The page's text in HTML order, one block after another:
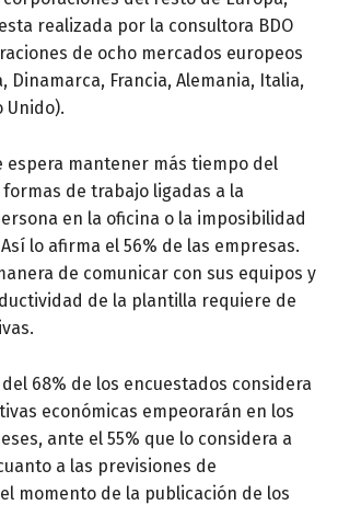
realizada por la consultora BDO
de ocho mercados europeos
Dinamarca, Francia, Alemania, Italia,
Unido).
espera mantener más tiempo del
de trabajo ligadas a la
en la oficina o la imposibilidad
lo afirma el 56% de las empresas.
de comunicar con sus equipos y
de la plantilla requiere de
del 68% de los encuestados considera
económicas empeorarán en los
ante el 55% que lo considera a
a las previsiones de
momento de la publicación de los